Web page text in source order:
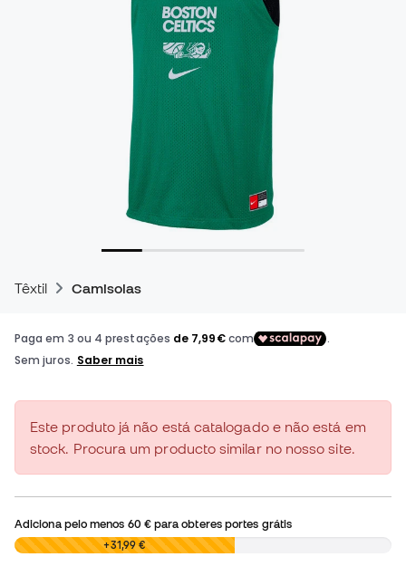
Têxtil Camisolas
Este produto já não está catalogado e não está em
stock. Procura um producto similar no nosso site.
Adiciona pelo menos 60 €para obteres portes grátis
0,00 € +31,99 €